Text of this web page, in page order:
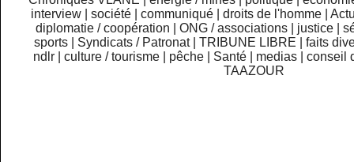
interview
|société |communiqué |droits de l'homme |
diplomatie / coopération
ONG / associations justice
sports
Syndicats / Patronat TRIBUNE LIBRE
faits
ndlr
|culture / tourisme pêche Santé medias |conseil
TAAZOUR